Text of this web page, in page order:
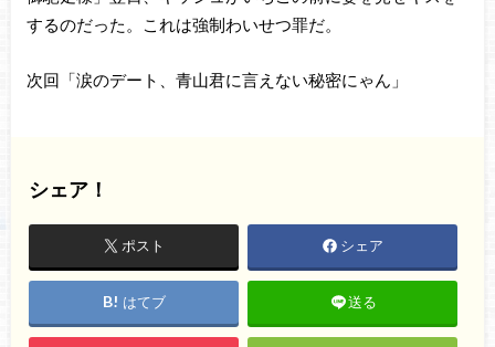
するのだった。これは強制わいせつ罪だ。
次回「涙のデート、青山君に言えない秘密にゃん」
シェア！
ポスト シェア
はてブ 送る